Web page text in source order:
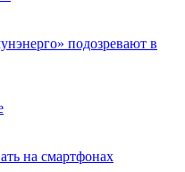
подозревают в
на смартфонах